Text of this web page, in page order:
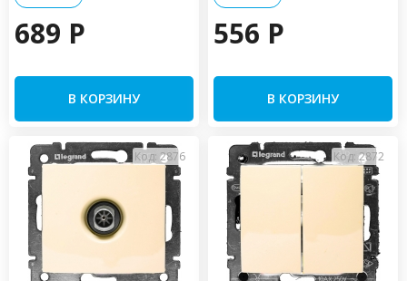
689 P
В КОРЗИНУ
556 P
В КОРЗИНУ
Код: 2876 Код: 2872